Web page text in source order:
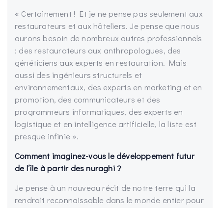
« Certainement ! Et je ne pense pas seulement aux
restaurateurs et aux hôteliers. Je pense que nous
aurons besoin de nombreux autres professionnels
: des restaurateurs aux anthropologues, des
généticiens aux experts en restauration. Mais
aussi des ingénieurs structurels et
environnementaux, des experts en marketing et en
promotion, des communicateurs et des
programmeurs informatiques, des experts en
logistique et en intelligence artificielle, la liste est
presque infinie ».
Comment imaginez-vous le développement futur
de l’île à partir des nuraghi ?
Je pense à un nouveau récit de notre terre qui la
rendrait reconnaissable dans le monde entier pour